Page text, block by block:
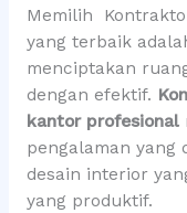
Memilih
yang terbaik
menciptakan
dengan efektif.
kantor profesional
pengalaman yang
desain interior
yang produktif.